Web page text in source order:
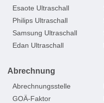
Esaote Ultraschall
Philips Ultraschall
Samsung Ultraschall
Edan Ultraschall
Abrechnung
Abrechnungsstelle
GOÄ-Faktor